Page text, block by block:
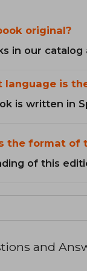
original?
in our catalog
language is
is written in
the format of
of this
and